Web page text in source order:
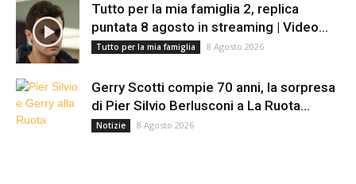
Tutto per la mia famiglia 2, replica
puntata 8 agosto in streaming | Video...
Tutto per la mia famiglia 8 Agosto 2026
Gerry Scotti compie 70 anni, la sorpresa
di Pier Silvio Berlusconi a La Ruota...
Notizie 8 Agosto 2026